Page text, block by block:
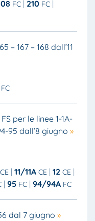
FC 210 FC
– 167 – 168 dall’11
FC
per le linee 1-1A-
95 dall’8 giugno »
CE 11/11A CE 12 CE
95 FC 94/94A FC
dal 7 giugno »